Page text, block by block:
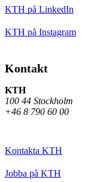
KTH på LinkedIn
KTH på Instagram
Kontakt
KTH
100 44 Stockholm
+46 8 790 60 00
Kontakta KTH
Jobba på KTH